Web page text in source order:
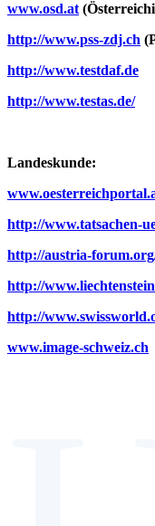
www.osd.at
http://www.pss-zdj.ch
http://www.testdaf.de
http://www.testas.de/
Landeskunde:
http://www.tatsachen-
http://austria-
http://
http://
www.image-schweiz.ch